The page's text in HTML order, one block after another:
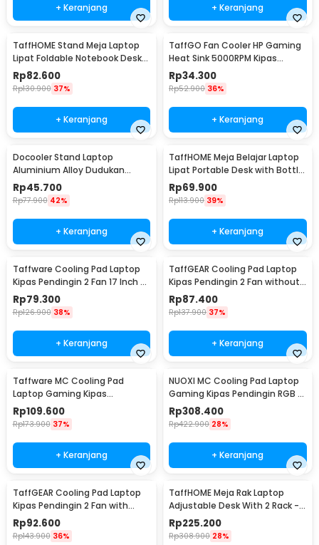
+ Keranjang + Keranjang
TaffHOME Stand Meja Laptop
Lipat Foldable Notebook Desk
Table - BC60
Rp82.600
Rp130.900 37%
+ Keranjang
TaffGO Fan Cooler HP Gaming
Heat Sink 5000RPM Kipas
Pendingin 5V - H-15
Rp34.300
Rp52.900 36%
+ Keranjang
Docooler Stand Laptop
Aluminium Alloy Dudukan
Holder Foldable 7 Level - N7
Rp45.700
Rp77.900 42%
+ Keranjang
TaffHOME Meja Belajar Laptop
Lipat Portable Desk with Bottle
Hole - L62
Rp69.900
Rp113.900 39%
+ Keranjang
Taffware Cooling Pad Laptop
Kipas Pendingin 2 Fan 17 Inch -
N99
Rp79.300
Rp126.900 38%
+ Keranjang
TaffGEAR Cooling Pad Laptop
Kipas Pendingin 2 Fan without
Knob Speed - Q100
Rp87.400
Rp137.900 37%
+ Keranjang
Taffware MC Cooling Pad
Laptop Gaming Kipas
Pendingin 6 Fan 15.6 Inch - Q3
Rp109.600
Rp173.900 37%
+ Keranjang
NUOXI MC Cooling Pad Laptop
Gaming Kipas Pendingin RGB 2
Fan 18 Inch - X500
Rp308.400
Rp422.900 28%
+ Keranjang
TaffGEAR Cooling Pad Laptop
Kipas Pendingin 2 Fan with
Knob Speed - Q100
Rp92.600
Rp143.900 36%
TaffHOME Meja Rak Laptop
Adjustable Desk With 2 Rack -
ND03
Rp225.200
Rp308.900 28%